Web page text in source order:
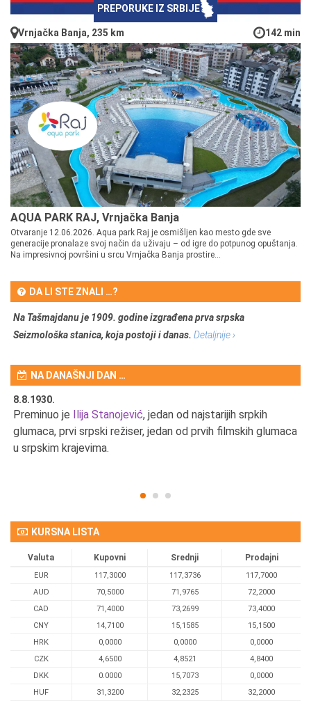
PREPORUKE IZ SRBIJE
Vrnjačka Banja, 235 km 142 min
AQUA PARK RAJ, Vrnjačka Banja
Otvaranje 12.06.2026. Aqua park Raj je osmišljen kao mesto gde sve
generacije pronalaze svoj način da uživaju – od igre do potpunog opuštanja.
Na impresivnoj površini u srcu Vrnjačka Banja prostire...
DA LI STE ZNALI …?
Na Tašmajdanu je 1909. godine izgrađena prva srpska
Seizmološka stanica, koja postoji i danas. Detaljnije ›
NA DANAŠNJI DAN …
8.8.1930.
Preminuo je Ilija Stanojević, jedan od najstarijih srpkih
glumaca, prvi srpski režiser, jedan od prvih filmskih glumaca
u srpskim krajevima.
KURSNA LISTA
Valuta Kupovni Srednji Prodajni
EUR 117,3000 117,3736
117,7000
AUD
70,5000 71,9765
72,2000
CAD
71,4000 73,2699
73,4000
CNY
14,7100 15,1585
15,1500
HRK
0,0000 0,0000
0,0000
CZK
4,6500 4,8521
4,8400
DKK
0.0000 15,7073
0,0000
HUF
31,3200 32,2325 32,2000